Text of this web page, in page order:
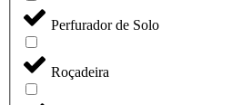
Perfurador de Solo
Roçadeira